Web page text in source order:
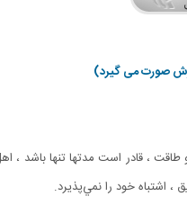
صورت می گیرد)
، قادر است مدتها تنها باشد ،
، اشتباه خود را نمي‌پذيرد.